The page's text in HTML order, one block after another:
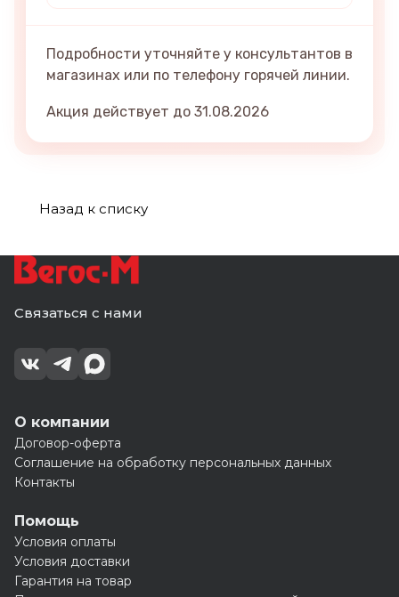
Подробности уточняйте у консультантов в
магазинах или по телефону горячей линии.
Акция действует до 31.08.2026
Назад к списку
Связаться с нами
О компании
Договор-оферта
Соглашение на обработку персональных данных
Контакты
Помощь
Условия оплаты
Условия доставки
Гарантия на товар